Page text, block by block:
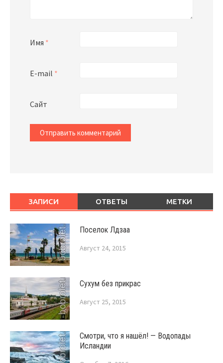
Имя *
E-mail *
Сайт
ЗАПИСИ ОТВЕТЫ МЕТКИ
Поселок Лдзаа
Август 24, 2015
Сухум без прикрас
Август 25, 2015
Смотри, что я нашёл! — Водопады
Исландии